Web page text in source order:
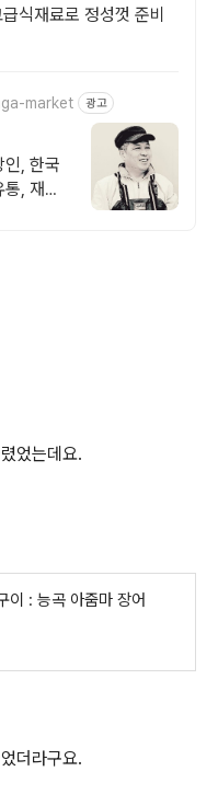
식재료로 정성껏 준비
market 광고
, 한국
, 재구
었는데요.
이 : 능곡 아줌마 장어
더라구요.